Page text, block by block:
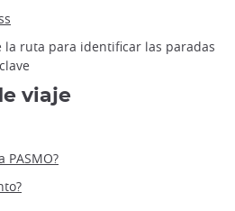
la ruta para identificar las paradas
viaje
PASMO?